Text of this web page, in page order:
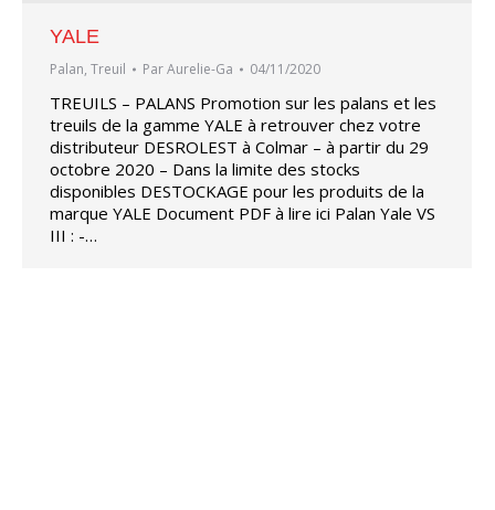
YALE
Palan, Treuil ParAurelie-Ga 04/11/2020
TREUILS – PALANS Promotion sur les palans et les
treuils de la gamme YALE à retrouver chez votre
distributeur DESROLEST à Colmar – à partir du 29
octobre 2020 – Dans la limite des stocks
disponibles DESTOCKAGE pour les produits de la
marque YALE Document PDF à lire ici Palan Yale VS
III : -…